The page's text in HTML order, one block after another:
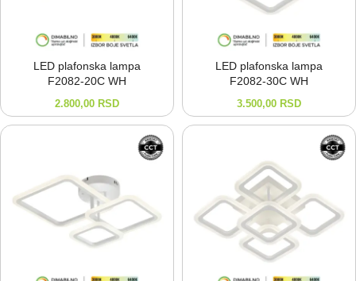
LED plafonska lampa
F2082-⁠20C WH
2.800,00 RSD
LED plafonska lampa
F2082-⁠30C WH
3.500,00 RSD